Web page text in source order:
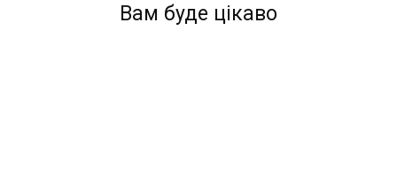
Вам буде цікаво